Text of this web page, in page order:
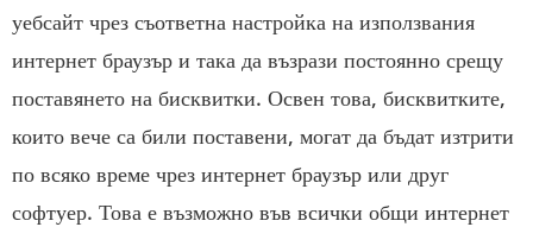
уебсайт чрез съответна настройка на използвания
интернет браузър и така да възрази постоянно срещу
поставянето на бисквитки. Освен това, бисквитките,
които вече са били поставени, могат да бъдат изтрити
по всяко време чрез интернет браузър или друг
софтуер. Това е възможно във всички общи интернет